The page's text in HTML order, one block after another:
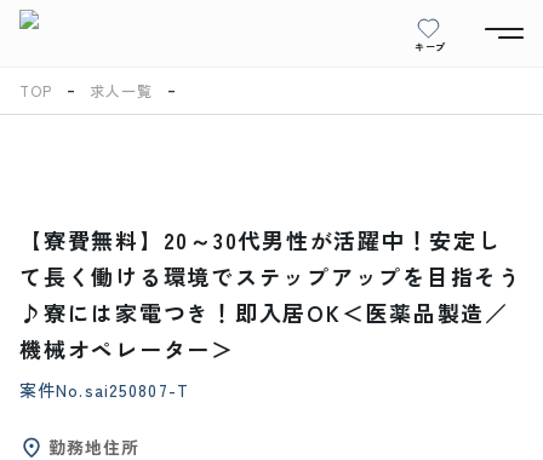
キープ
TOP 求人一覧
【寮費無料】20～30代男性が活躍中！安定し
て長く働ける環境でステップアップを目指そう
♪寮には家電つき！即入居OK＜医薬品製造／
機械オペレーター＞
案件No.sai250807-T
勤務地住所